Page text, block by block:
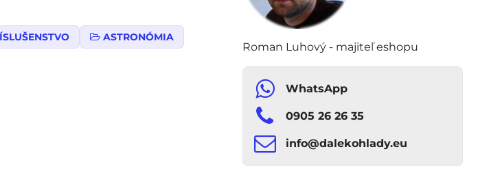
ASTRONÓMIA
Roman Luhový - majiteľ eshopu
WhatsApp
0905 26 26 35
info​​@dalekohlady​​.eu